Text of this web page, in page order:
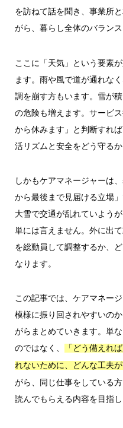
を訪ねて話を聞き、事業所
がら、暮らし全体のバランス
ここに「天気」という要素
ます。雨や風で道が通れな
調を崩す方もいます。雪が
の危険も増えます。サービ
から休みます」と判断すれ
活リズムと安全をどう守る
しかもケアマネージャーは
から最後まで見届ける立場
大雪で交通が乱れていよう
単には言えません。外に出
を総動員して調整するか、
なります。
この記事では、ケアマネー
模様に振り回されやすいの
がらまとめていきます。単
のではなく、
「どう備えれ
れないために、どんな工夫が
がら、同じ仕事をしている
読んでもらえる内容を目指し